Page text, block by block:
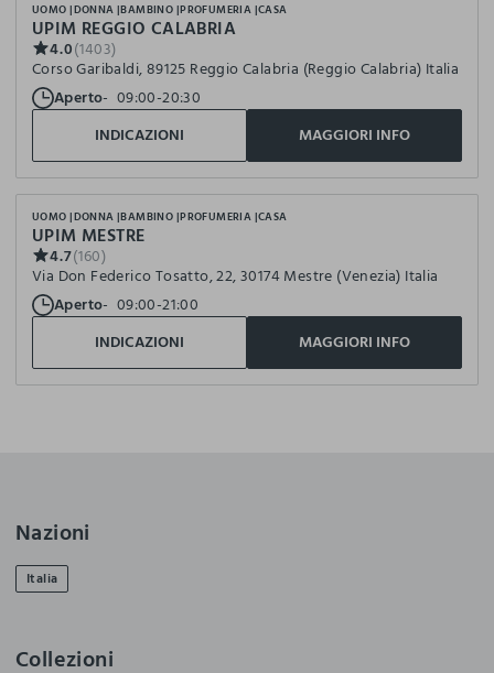
UOMO DONNA BAMBINO PROFUMERIA CASA
UPIM REGGIO CALABRIA
4.0(1403)
Corso Garibaldi, 89125 Reggio Calabria (Reggio Calabria) Italia
Aperto 09:00-20:30
INDICAZIONI
MAGGIORI INFO
UOMO DONNA BAMBINO PROFUMERIA CASA
UPIM MESTRE
4.7(160)
Via Don Federico Tosatto, 22, 30174 Mestre (Venezia) Italia
Aperto 09:00-21:00
INDICAZIONI
MAGGIORI INFO
Nazioni
Italia
Collezioni